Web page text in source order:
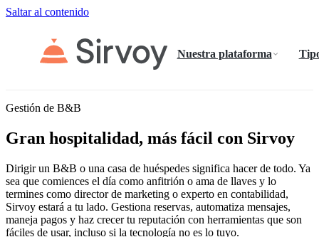
Saltar al contenido
Nuestra plataforma
Gestión de B&B
Gran hospitalidad, más fácil con Sirvoy
Dirigir un B&B o una casa de huéspedes significa hacer de todo. Ya
sea que comiences el día como anfitrión o ama de llaves y lo
termines como director de marketing o experto en contabilidad,
Sirvoy estará a tu lado. Gestiona reservas, automatiza mensajes,
maneja pagos y haz crecer tu reputación con herramientas que son
fáciles de usar, incluso si la tecnología no es lo tuyo.